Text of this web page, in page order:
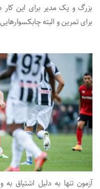
بزرگ و یک مدیر برای این کار
برای تمرین و البته
آزمون تنها به دلیل اشتیاق